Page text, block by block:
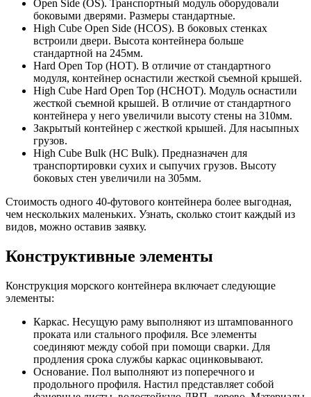
Open Side (OS). Транспортный модуль оборудовали
боковыми дверями. Размеры стандартные.
High Cube Open Side (HCOS). В боковых стенках
встроили двери. Высота контейнера больше
стандартной на 245мм.
Hard Open Top (HOT). В отличие от стандартного
модуля, контейнер оснастили жесткой съемной крышей.
High Cube Hard Open Top (HCHOT). Модуль оснастили
жесткой съемной крышей. В отличие от стандартного
контейнера у него увеличили высоту стены на 310мм.
Закрытый контейнер с жесткой крышей. Для насыпных
грузов.
High Cube Bulk (HC Bulk). Предназначен для
транспортировки сухих и сыпучих грузов. Высоту
боковых стен увеличили на 305мм.
Стоимость одного 40-футового контейнера более выгодная,
чем нескольких маленьких. Узнать, сколько стоит каждый из
видов, можно оставив заявку.
Конструктивные элементы
Конструкция морского контейнера включает следующие
элементы:
Каркас. Несущую раму выполняют из штампованного
проката или стального профиля. Все элементы
соединяют между собой при помощи сварки. Для
продления срока службы каркас оцинковывают.
Основание. Пол выполняют из поперечного и
продольного профиля. Настил представляет собой